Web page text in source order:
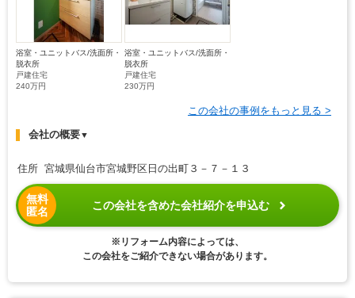
浴室・ユニットバス/洗面所・
脱衣所
戸建住宅
240万円
浴室・ユニットバス/洗面所・
脱衣所
戸建住宅
230万円
この会社の事例をもっと見る >
会社の概要▼
住所 宮城県仙台市宮城野区日の出町３－７－１３
無料
匿名
この会社を含めた会社紹介を申込む
※リフォーム内容によっては、
この会社をご紹介できない場合があります。